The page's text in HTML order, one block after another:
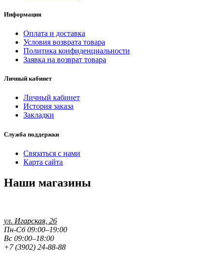
Информация
Оплата и доставка
Условия возврата товара
Политика конфиденциальности
Заявка на возврат товара
Личный кабинет
Личный кабинет
История заказа
Закладки
Служба поддержки
Связаться с нами
Карта сайта
Наши магазины
ул. Игарская, 26
Пн-Сб 09:00–19:00
Вс 09:00–18:00
+7 (3902) 24-88-88